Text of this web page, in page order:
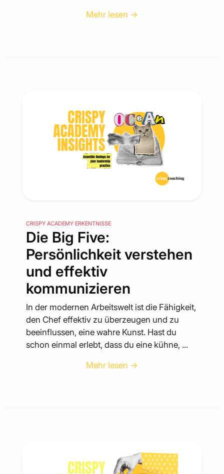
Mehr lesen →
CRISPY ACADEMY ERKENTNISSE
Die Big Five:
Persönlichkeit verstehen
und effektiv
kommunizieren
In der modernen Arbeitswelt ist die Fähigkeit,
den Chef effektiv zu überzeugen und zu
beeinflussen, eine wahre Kunst. Hast du
schon einmal erlebt, dass du eine kühne, ...
Mehr lesen →